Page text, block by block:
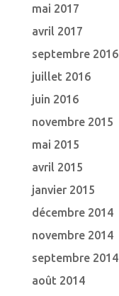
mai 2017
avril 2017
septembre 2016
juillet 2016
juin 2016
novembre 2015
mai 2015
avril 2015
janvier 2015
décembre 2014
novembre 2014
septembre 2014
août 2014